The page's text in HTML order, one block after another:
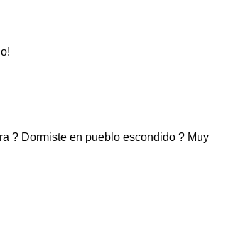
? Dormiste en pueblo escondido ? Muy